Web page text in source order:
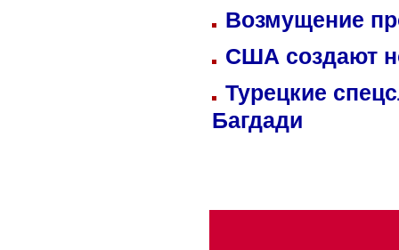
Возмущение
США создают
Турецкие
Багдади